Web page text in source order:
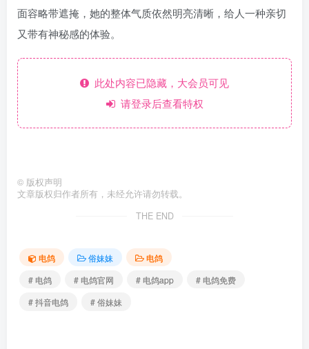
面容略带遮掩，她的整体气质依然明亮清晰，给人一种亲切
又带有神秘感的体验。
此处内容已隐藏，大会员可见
请登录后查看特权
© 版权声明
文章版权归作者所有，未经允许请勿转载。
THE END
电鸽 俗妹妹
电鸽
# 电鸽
# 电鸽官网 # 电鸽app
# 电鸽免费
# 抖音电鸽
# 俗妹妹